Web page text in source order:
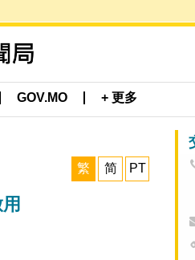
GOV.MO + 更多
繁 简 PT